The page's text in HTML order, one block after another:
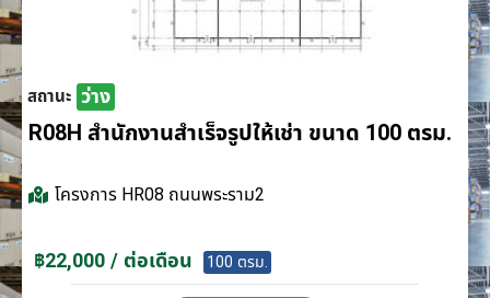
สถานะ ว่าง
R08H สำนักงานสำเร็จรูปให้เช่า ขนาด 100 ตรม.
โครงการ HR08 ถนนพระราม2
฿22,000 / ต่อเดือน 100 ตรม.